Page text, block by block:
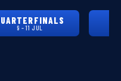
9 – 11 JUL